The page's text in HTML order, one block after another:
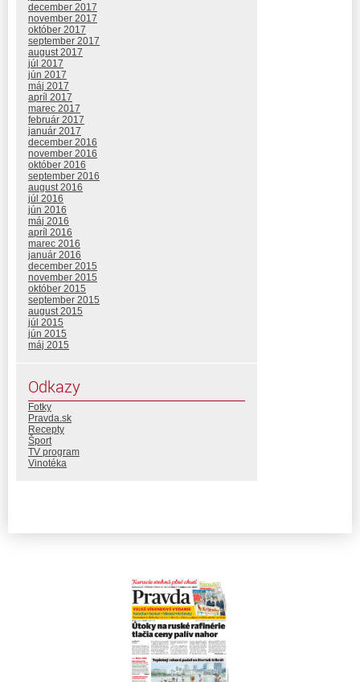
december 2017
november 2017
október 2017
september 2017
august 2017
júl 2017
jún 2017
máj 2017
apríl 2017
marec 2017
február 2017
január 2017
december 2016
november 2016
október 2016
september 2016
august 2016
júl 2016
jún 2016
máj 2016
apríl 2016
marec 2016
január 2016
december 2015
november 2015
október 2015
september 2015
august 2015
júl 2015
jún 2015
máj 2015
Odkazy
Fotky
Pravda.sk
Recepty
Šport
TV program
Vinotéka